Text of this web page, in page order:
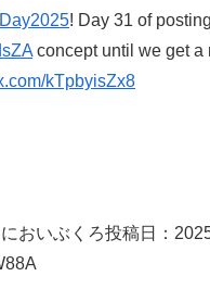
! Day 31 of
concept until we get a
kTpbyisZx8
おいぶくろ投稿日：